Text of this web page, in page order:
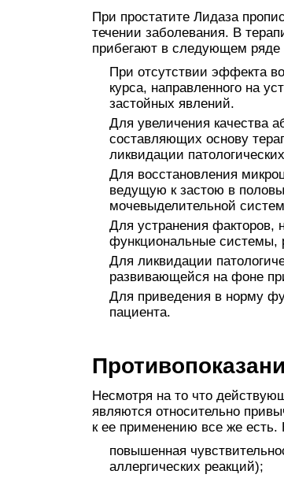
При простатите Лидаза
течении заболевания. В
прибегают в следующем ряде
При отсутствии эффекта
курса, направленного на
застойных явлений.
Для увеличения качества
составляющих основу
ликвидации
Для восстановления
ведущую к застою в
мочевыделительной
Для устранения факторов,
функциональные системы,
Для ликвидации
развивающейся на фоне
Для приведения в норму
пациента.
Несмотря на то что
являются относительно
к ее применению все же есть.
повышенная
аллергических реакций);